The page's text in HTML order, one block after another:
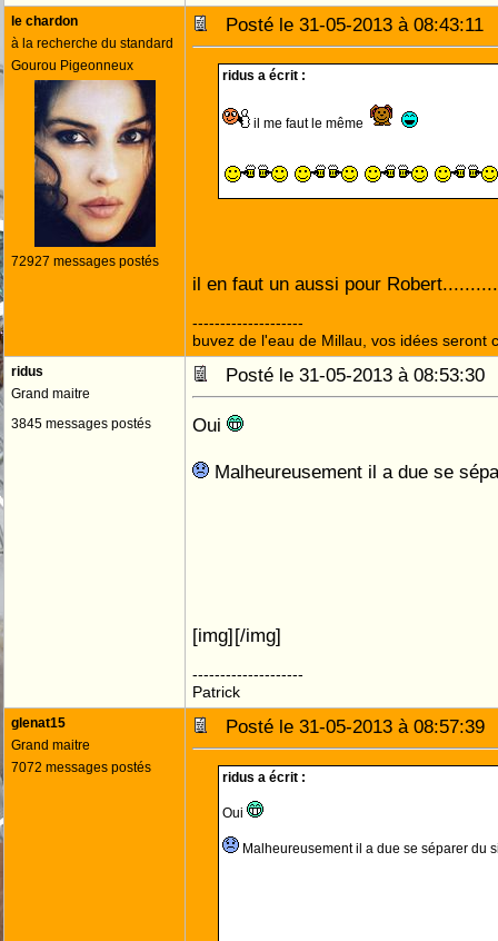
le chardon
à la recherche du standard
Gourou Pigeonneux
72927 messages postés
Posté le 31-05-2013 à
ridus a écrit :
il me faut le même
il en faut un aussi pour
--------------------
buvez de l'eau de Millau, vos idées seront
ridus
Grand maitre
3845 messages postés
Posté le 31-05-2013 à
Oui
Malheureusement il a due se
[img][/img]
--------------------
Patrick
glenat15
Grand maitre
7072 messages postés
Posté le 31-05-2013 à
ridus a écrit :
Oui
Malheureusement il a due se séparer du